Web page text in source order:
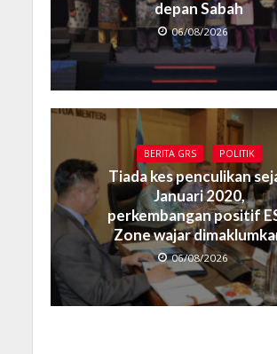
depan Sabah
06/08/2026
BERITA GRS POLITIK
Tiada kes penculikan
Januari 2020,
perkembangan positif
Zone wajar
06/08/2026